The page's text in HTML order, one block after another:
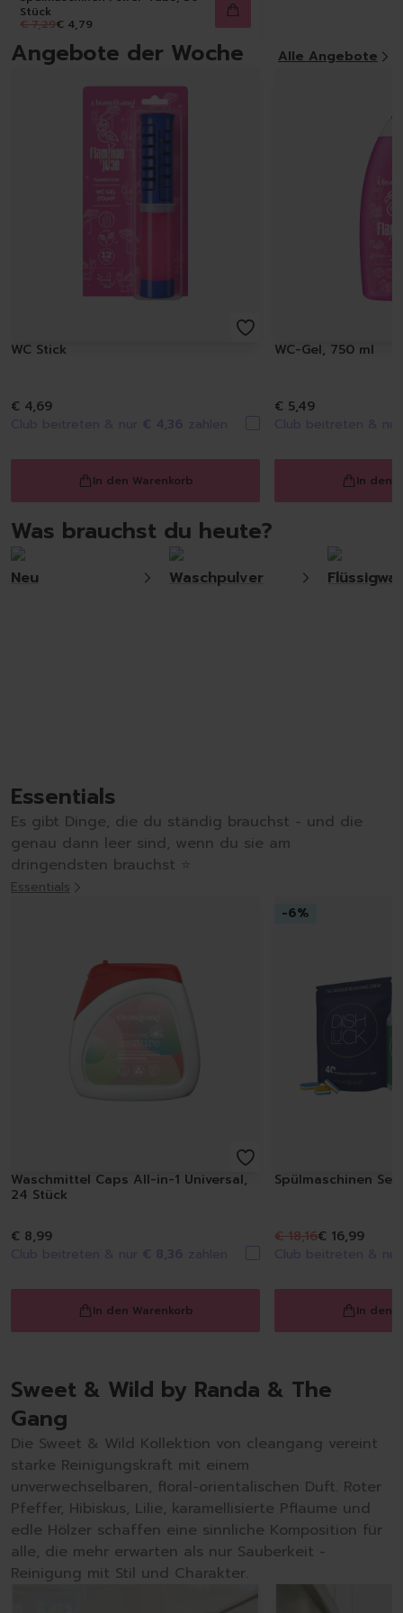
Spülbürsten |
Geschirrtücher
Spülzubehör
Felgen | Reifen |
Autopflege-Zubehör
Sneakerreinigung
Schuhcreme
Schuhimprägnierung
Raumdüfte
Hygiene
Handschuhe
Müllbeutel | Eimer
Haushaltspapier
Tücher | Schwämme |
Mikrofaser-Tücher
Stück
€ 7,29€ 4,79
Angebote der Woche Alle Angebote
WC Stick
€ 4,69
In den Warenkorb
WC-Gel, 750 ml
€ 5,49
In den
Was brauchst du heute?
Neu Waschpulver
Essentials
Es gibt Dinge, die du ständig brauchst - und die
genau dann leer sind, wenn du sie am
dringendsten brauchst ⭐️
Essentials
Waschmittel Caps All-in-1 Universal,
24 Stück
€ 8,99
In den Warenkorb
-6%
Spülmaschinen Set
€ 18,16€ 16,99
In den
Sweet & Wild by Randa & The
Gang
Die Sweet & Wild Kollektion von cleangang vereint
starke Reinigungskraft mit einem
unverwechselbaren, floral-orientalischen Duft. Roter
Pfeffer, Hibiskus, Lilie, karamellisierte Pflaume und
edle Hölzer schaffen eine sinnliche Komposition für
alle, die mehr erwarten als nur Sauberkeit -
Reinigung mit Stil und Charakter.